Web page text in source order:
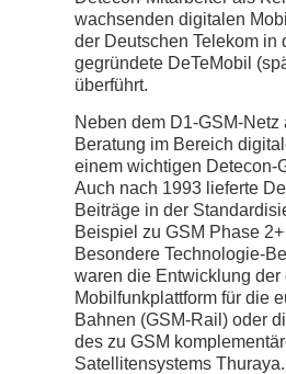
wachsenden digitalen
der Deutschen Telekom in
gegründete DeTeMobil
überführt.
Neben dem D1-GSM-Netz
Beratung im Bereich
einem wichtigen Detecon-
Auch nach 1993 lieferte
Beiträge in der
Beispiel zu GSM Phase
Besondere Technologie-
waren die Entwicklung der
Mobilfunkplattform für die
Bahnen (GSM-Rail) oder
des zu GSM
Satellitensystems